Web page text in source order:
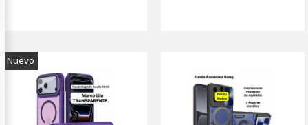
Nuevo